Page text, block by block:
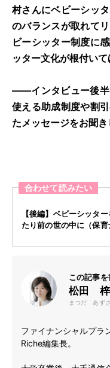
村さんにベビーシッ
のバランスが取れて
ビーシッター制度に
ッター文化が根付いて
――インタビュー後半
使える助成制度や割
たメッセージをお聞き
合わせて読みたい
【後編】ベビーシッタ
たり前の世の中に（保
この記事
松田 梓
まつだ あずさ
ファイナンシャルプラ
Riche編集長。